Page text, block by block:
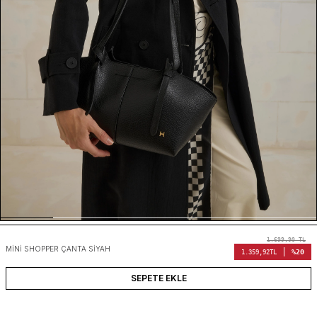
MINI SHOPPER ÇANTA SIYAH
1.699,90TL
1.359,92TL %20
SEPETE EKLE